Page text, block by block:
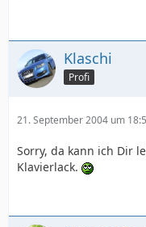
Klaschi
Profi
21. September 2004 um
Sorry, da kann ich Dir
Klavierlack.